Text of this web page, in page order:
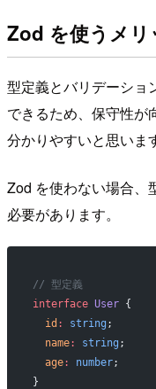
Zod を使うメリ
型定義とバリデーショ
できるため、保守性が
分かりやすいと思いま
Zod を使わない場合、
必要があります。
// 型定義
interface User {
  id
: string ;
  name
: string ;
  age
: number;
}